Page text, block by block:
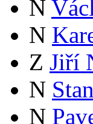
N
N
Z Jiří
N
N